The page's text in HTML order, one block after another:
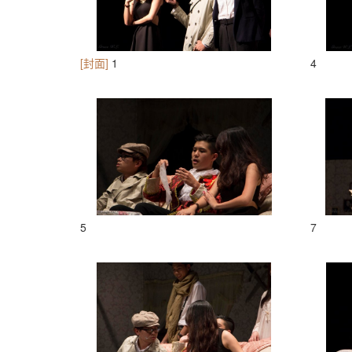
[封面] 1 4
5 7